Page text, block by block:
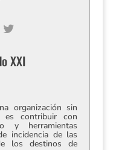
XXI
organización sin
contribuir con
y herramientas
incidencia de las
los destinos de